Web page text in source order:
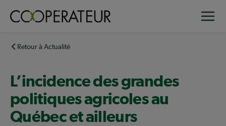
principalRetour à Actualité
L’incidence des grandes
politiques agricoles au
Québec et ailleurs